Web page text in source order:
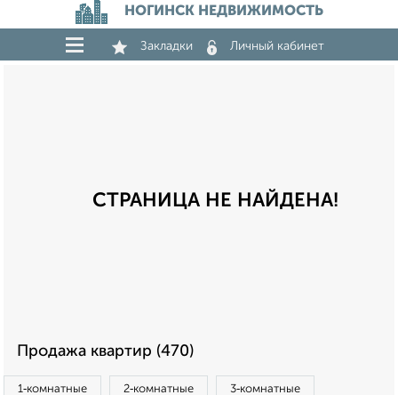
НОГИНСК НЕДВИЖИМОСТЬ
Закладки Личный кабинет
СТРАНИЦА НЕ НАЙДЕНА!
Продажа квартир (470)
1‑комнатные 2‑комнатные 3‑комнатные